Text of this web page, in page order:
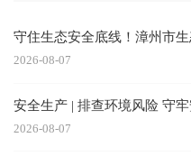
守住生态安全底线！漳州市
2026-08-07
安全生产 | 排查环境风险 守
2026-08-07